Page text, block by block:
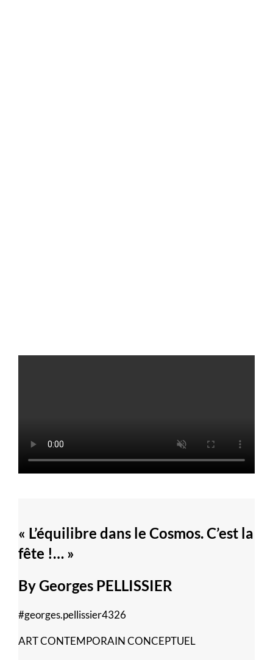
« L’équilibre dans le Cosmos. C’est la
fête !… »
By Georges PELLISSIER
#georges.pellissier4326
ART CONTEMPORAIN CONCEPTUEL